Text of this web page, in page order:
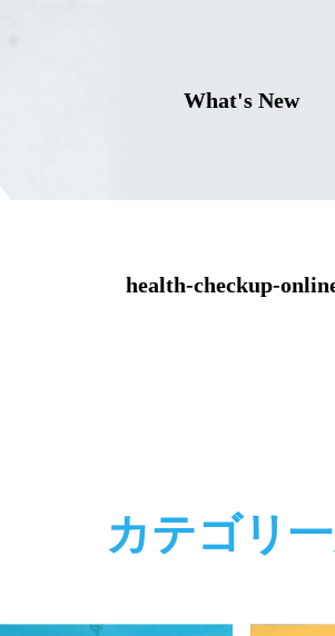
What's New
health-checkup-
カテゴリ